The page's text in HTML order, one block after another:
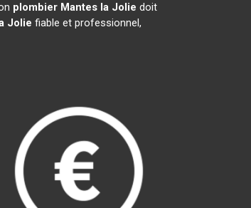
plombier Mantes la Jolie doit
Jolie fiable et professionnel,